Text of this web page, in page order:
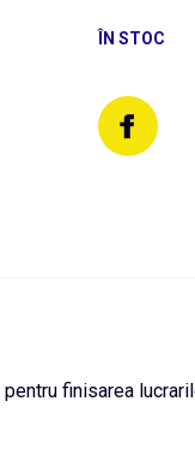
ÎN STOC
pentru finisarea